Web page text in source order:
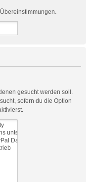
gesucht werden soll.
sofern du die Option